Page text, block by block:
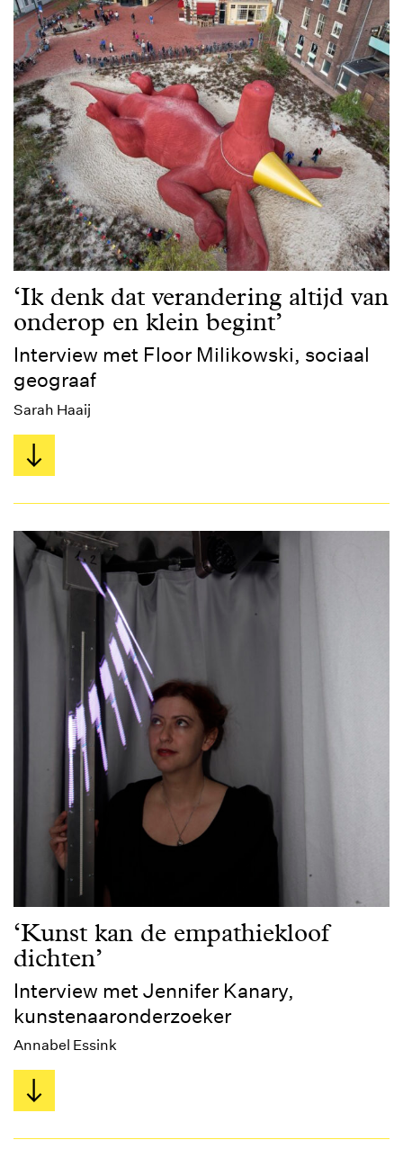
‘Ik denk dat verandering altijd van
onderop en klein begint’
Interview met Floor Milikowski, sociaal
geograaf
Sarah Haaij
‘Kunst kan de empathiekloof
dichten’
Interview met Jennifer Kanary,
kunstenaaronderzoeker
Annabel Essink